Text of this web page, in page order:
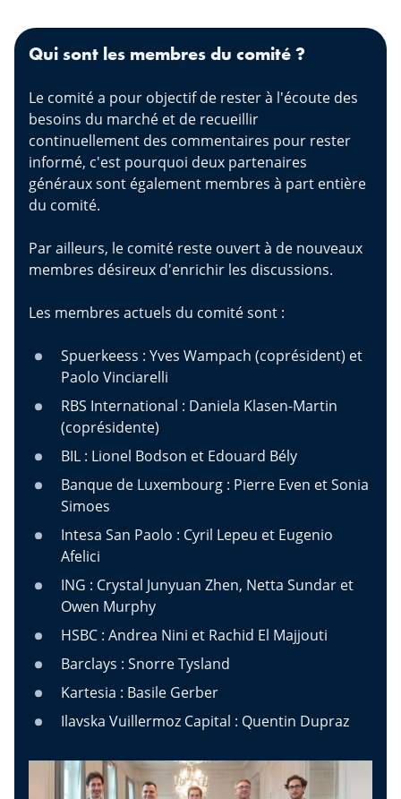
Qui sont les membres du comité ?
Le comité a pour objectif de rester à l'écoute des
besoins du marché et de recueillir
continuellement des commentaires pour rester
informé, c'est pourquoi deux partenaires
généraux sont également membres à part entière
du comité.
Par ailleurs, le comité reste ouvert à de nouveaux
membres désireux d'enrichir les discussions.
Les membres actuels du comité sont :
Spuerkeess : Yves Wampach (coprésident) et
Paolo Vinciarelli
RBS International : Daniela Klasen-Martin
(coprésidente)
BIL : Lionel Bodson et Edouard Bély
Banque de Luxembourg : Pierre Even et Sonia
Simoes
Intesa San Paolo : Cyril Lepeu et Eugenio
Afelici
ING : Crystal Junyuan Zhen, Netta Sundar et
Owen Murphy
HSBC : Andrea Nini et Rachid El Majjouti
Barclays : Snorre Tysland
Kartesia : Basile Gerber
Ilavska Vuillermoz Capital : Quentin Dupraz